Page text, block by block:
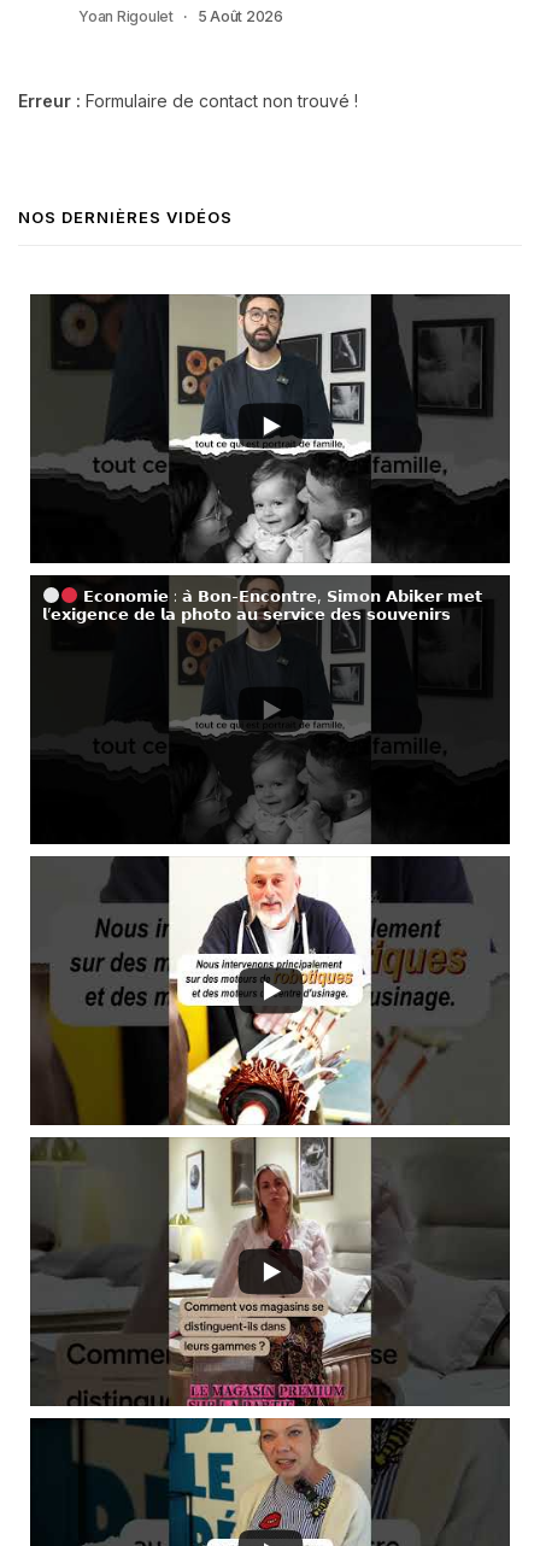
Yoan Rigoulet 5 Août 2026
Erreur : Formulaire de contact non trouvé !
NOS DERNIÈRES VIDÉOS
𝗘𝗰𝗼𝗻𝗼𝗺𝗶𝗲 : 𝗮̀ 𝗕𝗼𝗻-𝗘𝗻𝗰𝗼𝗻𝘁𝗿𝗲, 𝗦𝗶𝗺𝗼𝗻 𝗔𝗯𝗶𝗸𝗲𝗿 𝗺𝗲𝘁
𝗹’𝗲𝘅𝗶𝗴𝗲𝗻𝗰𝗲 𝗱𝗲 𝗹𝗮 𝗽𝗵𝗼𝘁𝗼 𝗮𝘂 𝘀𝗲𝗿𝘃𝗶𝗰𝗲 𝗱𝗲𝘀 𝘀𝗼𝘂𝘃𝗲𝗻𝗶𝗿𝘀